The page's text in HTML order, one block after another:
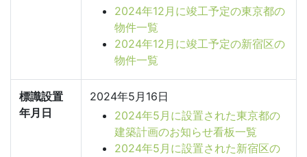
2024年12月に竣工予定の東京都の
物件一覧
2024年12月に竣工予定の新宿区の
物件一覧
標識設置
年月日
2024年5月16日
2024年5月に設置された東京都の
建築計画のお知らせ看板一覧
2024年5月に設置された新宿区の